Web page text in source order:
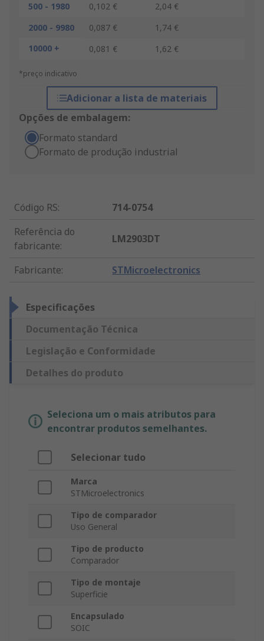
500 - 1980
0,102 €
2,04 €
2000 - 9980
0,087 €
1,74 €
10000 +
0,081 € 1,62 €
*preço indicativo
Adicionar a lista de materiais
Opções de embalagem:
Formato standard
Formato de produção industrial
Código RS:
714-0754
Referência do
fabricante:
LM2903DT
Fabricante: STMicroelectronics
Especificações
Documentação Técnica
Legislação e Conformidade
Detalhes do produto
Seleciona um o mais atributos para
encontrar produtos semelhantes.
Selecionar tudo
Marca
STMicroelectronics
Tipo de comparador
Uso General
Tipo de producto
Comparador
Tipo de montaje
Superficie
Encapsulado
SOIC